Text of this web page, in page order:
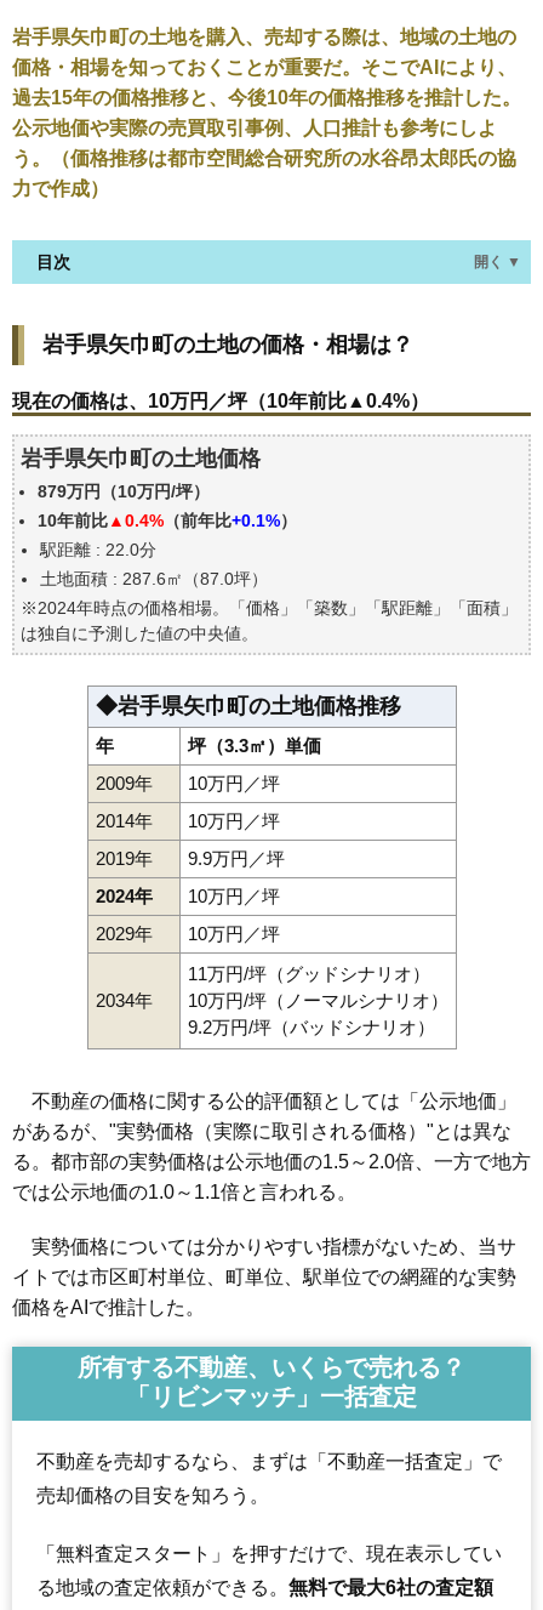
岩手県矢巾町の土地を購入、売却する際は、地域の土地の
価格・相場を知っておくことが重要だ。そこでAIにより、
過去15年の価格推移と、今後10年の価格推移を推計した。
公示地価や実際の売買取引事例、人口推計も参考にしよ
う。（価格推移は都市空間総合研究所の水谷昂太郎氏の協
力で作成）
目次 開く ▼
現在の価格は、10万円／坪（10年前比▲0.4%）
価格を詳細に分析しよう
岩手県矢巾町の土地の過去の売買事例
公示地価はいくら
エリアの将来性を人口予想から検討しよう
自分の年収でいくらの不動産が買える？
岩手県矢巾町の土地の価格・相場は？
現在の価格は、10万円／坪（10年前比▲0.4%）
岩手県矢巾町の土地価格
879万円（10万円/坪）
10年前比▲0.4% （前年比+0.1%）
駅距離 : 22.0分
土地面積 : 287.6㎡（87.0坪）
※2024年時点の価格相場。「価格」「築数」「駅距離」「面積」
は独自に予測した値の中央値。
◆岩手県矢巾町の土地価格推移
年
坪（3.3㎡）単価
2009年
10万円／坪
2014年
10万円／坪
2019年
9.9万円／坪
2024年
10万円／坪
2029年
10万円／坪
2034年
11万円/坪（グッドシナリオ）
10万円/坪（ノーマルシナリオ）
9.2万円/坪（バッドシナリオ）
不動産の価格に関する公的評価額としては「公示地価」
があるが、"実勢価格（実際に取引される価格）"とは異な
る。都市部の実勢価格は公示地価の1.5～2.0倍、一方で地方
では公示地価の1.0～1.1倍と言われる。
実勢価格については分かりやすい指標がないため、当サ
イトでは市区町村単位、町単位、駅単位での網羅的な実勢
価格をAIで推計した。
所有する不動産、いくらで売れる？
「リビンマッチ」一括査定
不動産を売却するなら、まずは「不動産一括査定」で
売却価格の目安を知ろう。
「無料査定スタート」を押すだけで、現在表示してい
る地域の査定依頼ができる。 無料で最大6社の査定額